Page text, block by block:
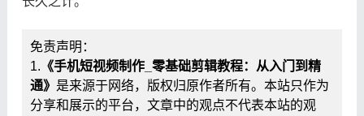
免责声明：
1. 《手机短视频制作_零基础剪辑教程：从入门到精
通》 是来源于网络，版权归原作者所有。本站只作为
分享和展示的平台，文章中的观点不代表本站的观